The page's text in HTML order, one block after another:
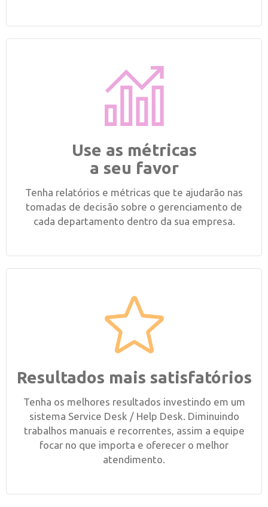
Use as métricas
a seu favor
Tenha relatórios e métricas que te ajudarão nas
tomadas de decisão sobre o gerenciamento de
cada departamento dentro da sua empresa.
Resultados mais satisfatórios
Tenha os melhores resultados investindo em um
sistema Service Desk / Help Desk. Diminuindo
trabalhos manuais e recorrentes, assim a equipe
focar no que importa e oferecer o melhor
atendimento.